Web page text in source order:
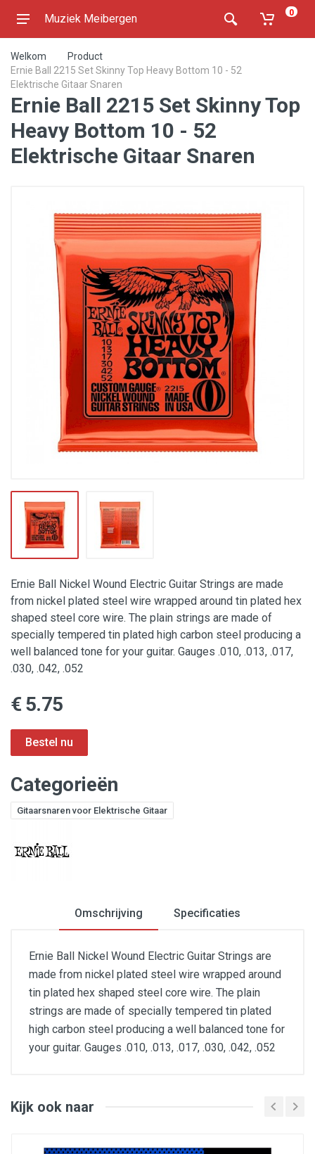
Muziek Meibergen 0
Welkom
Product
Ernie Ball 2215 Set Skinny Top Heavy Bottom 10 - 52
Elektrische Gitaar Snaren
Ernie Ball 2215 Set Skinny Top
Heavy Bottom 10 - 52
Elektrische Gitaar Snaren
Ernie Ball Nickel Wound Electric Guitar Strings are made
from nickel plated steel wire wrapped around tin plated hex
shaped steel core wire. The plain strings are made of
specially tempered tin plated high carbon steel producing a
well balanced tone for your guitar. Gauges .010, .013, .017,
.030, .042, .052
€ 5.75
Categorieën
Gitaarsnaren voor Elektrische Gitaar
Omschrijving Specificaties
Ernie Ball Nickel Wound Electric Guitar Strings are
made from nickel plated steel wire wrapped around
tin plated hex shaped steel core wire. The plain
strings are made of specially tempered tin plated
high carbon steel producing a well balanced tone for
your guitar. Gauges .010, .013, .017, .030, .042, .052
Kijk ook naar